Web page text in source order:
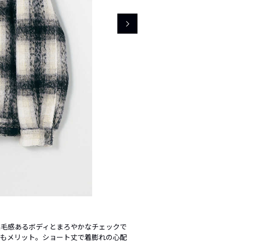
感あるボディとまろやかなチェックで
メリット。ショート丈で着膨れの心配